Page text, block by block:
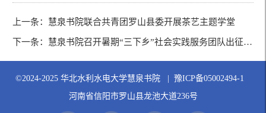
上一条： 慧泉书院联合共青团罗山县委开展茶艺主题学堂
下一条： 慧泉书院召开暑期“三下乡”社会实践服务团队出征仪式暨安全教育专题会
©2024-2025 华北水利水电大学慧泉书院 | 豫ICP备05002494-1
河南省信阳市罗山县龙池大道236号